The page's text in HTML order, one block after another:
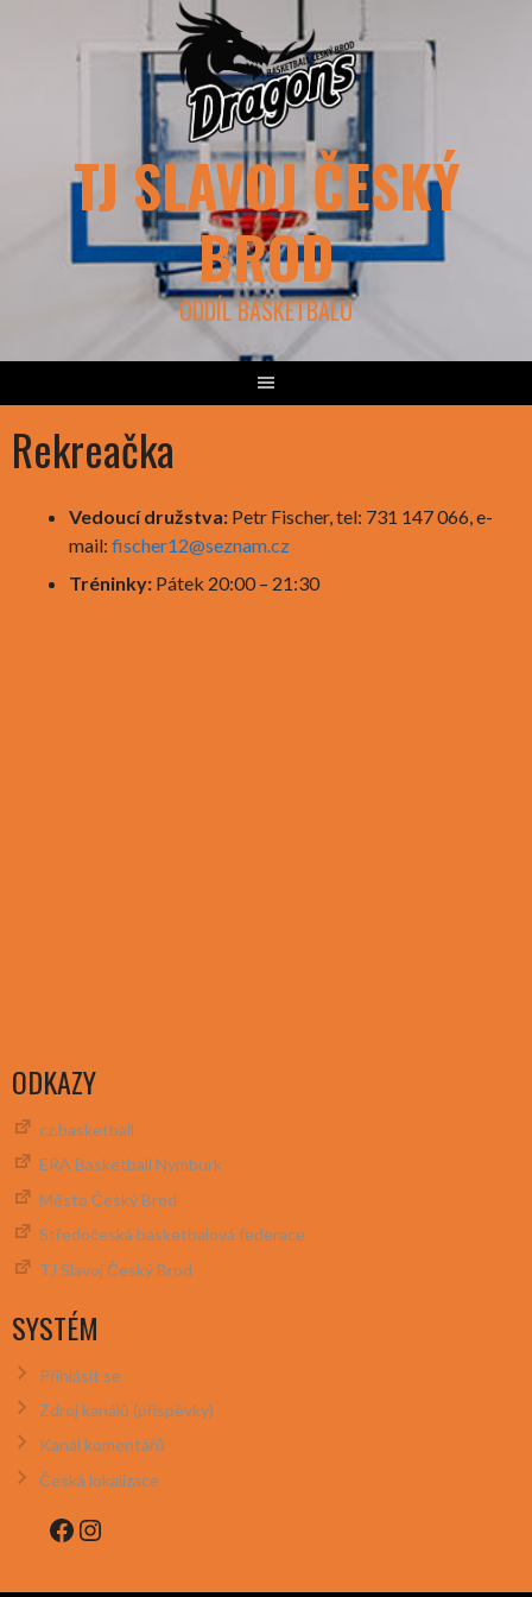
TJ SLAVOJ ČESKÝ
BROD
ODDÍL BASKETBALU
Rekreačka
Vedoucí družstva: Petr Fischer, tel: 731 147 066, e-
mail: fischer12@seznam.cz
Tréninky: Pátek 20:00 – 21:30
ODKAZY
cz.basketball
ERA Basketball Nymburk
Město Český Brod
Středočeská basketbalová federace
TJ Slavoj Český Brod
SYSTÉM
Přihlásit se
Zdroj kanálů (příspěvky)
Kanál komentářů
Česká lokalizace
Facebook
Instagram